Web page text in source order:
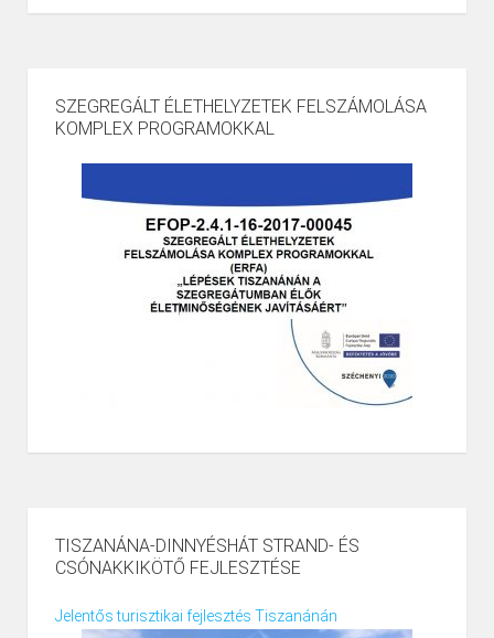
SZEGREGÁLT ÉLETHELYZETEK FELSZÁMOLÁSA
KOMPLEX PROGRAMOKKAL
TISZANÁNA-DINNYÉSHÁT STRAND- ÉS
CSÓNAKKIKÖTŐ FEJLESZTÉSE
Jelentős turisztikai fejlesztés Tiszanánán